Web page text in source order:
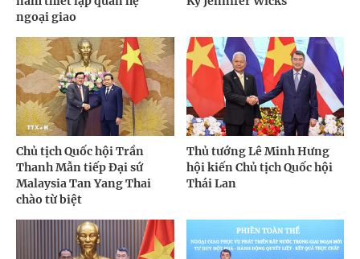
ngoại giao
Chủ tịch Quốc hội Trần
Thanh Mẫn tiếp Đại sứ
Malaysia Tan Yang Thai
chào từ biệt
Thủ tướng Lê Minh Hưng
hội kiến Chủ tịch Quốc hội
Thái Lan